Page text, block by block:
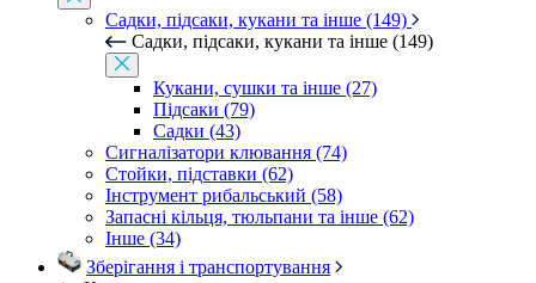
Садки, підсаки, кукани та інше (149)
Садки, підсаки, кукани та інше (149)
Кукани, сушки та інше (27)
Підсаки (79)
Садки (43)
Сигналізатори клювання (74)
Стойки, підставки (62)
Інструмент рибальський (58)
Запасні кільця, тюльпани та інше (62)
Інше (34)
Зберігання і транспортування